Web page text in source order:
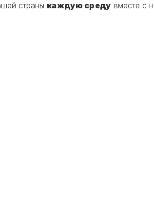
страны каждую среду вместе с